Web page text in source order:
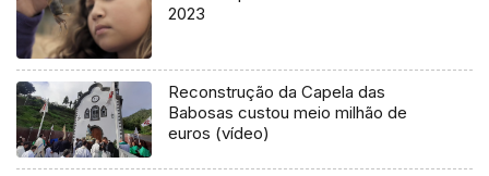
2023
Reconstrução da Capela das
Babosas custou meio milhão de
euros (vídeo)